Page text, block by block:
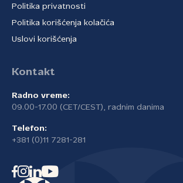
Politika privatnosti
Politika korišćenja kolačića
Uslovi korišćenja
Kontakt
Radno vreme:
09.00-17.00 (CET/CEST), radnim danima
Telefon:
+381 (0)11 7281-281